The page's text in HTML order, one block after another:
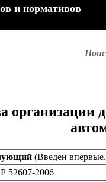
и нормативов
(Введен
52607-2006